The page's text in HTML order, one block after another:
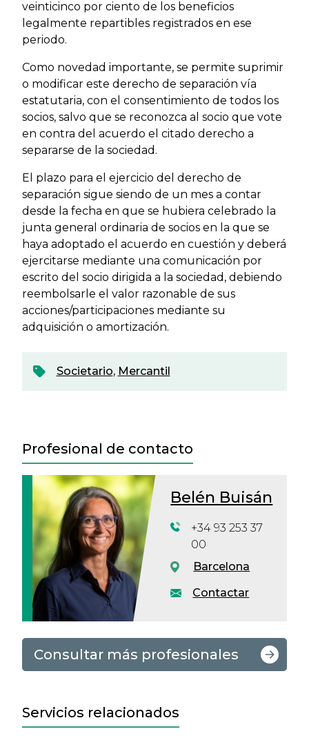
veinticinco por ciento de los beneficios
legalmente repartibles registrados en ese
periodo.
Como novedad importante, se permite suprimir
o modificar este derecho de separación vía
estatutaria, con el consentimiento de todos los
socios, salvo que se reconozca al socio que vote
en contra del acuerdo el citado derecho a
separarse de la sociedad.
El plazo para el ejercicio del derecho de
separación sigue siendo de un mes a contar
desde la fecha en que se hubiera celebrado la
junta general ordinaria de socios en la que se
haya adoptado el acuerdo en cuestión y deberá
ejercitarse mediante una comunicación por
escrito del socio dirigida a la sociedad, debiendo
reembolsarle el valor razonable de sus
acciones/participaciones mediante su
adquisición o amortización.
Societario, Mercantil
Profesional de contacto
Belén Buisán
Contactar
+34 93 253 37
00
Barcelona
Consultar más profesionales
Servicios relacionados